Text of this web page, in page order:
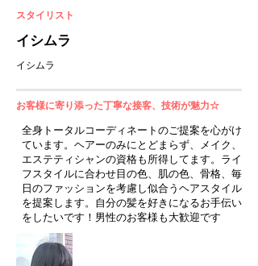
スタイリスト
イシムラ
イシムラ
お客様に寄り添った丁寧な接客、技術が魅力☆
全身トータルコーディネートのご提案を心がけ
ています。ヘアーのみにとどまらず、メイク、
エステティシャンの資格も所得してます。ライ
フスタイルに合わせ目の色、肌の色、骨格、毎
日のファッションを考慮し似合うヘアスタイル
を提案します。自分の髪を好きになるお手伝い
をしたいです！男性のお客様も大歓迎です